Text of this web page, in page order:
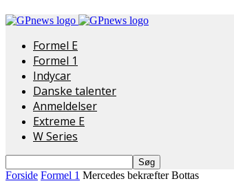
Formel E
Formel 1
Indycar
Danske talenter
Anmeldelser
Extreme E
W Series
Forside Formel 1 Mercedes bekræfter Bottas